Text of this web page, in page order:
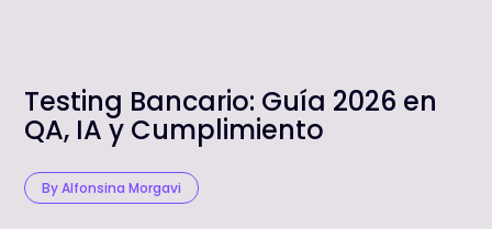
Testing Bancario: Guía 2026 en
QA, IA y Cumplimiento
By Alfonsina Morgavi